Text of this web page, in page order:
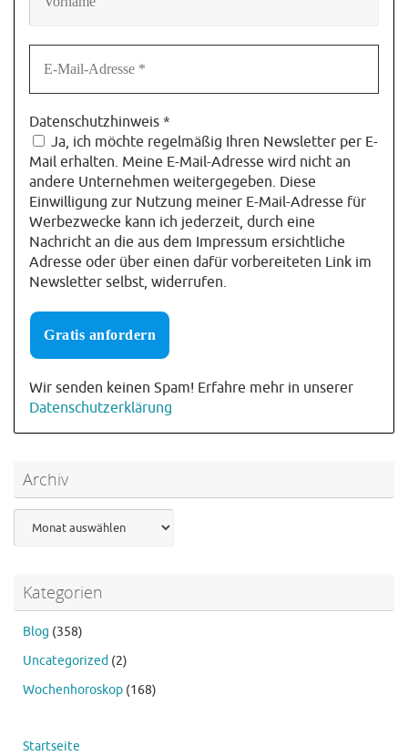
Datenschutzhinweis *
Ja, ich möchte regelmäßig Ihren Newsletter per E-
Mail erhalten. Meine E-Mail-Adresse wird nicht an
andere Unternehmen weitergegeben. Diese
Einwilligung zur Nutzung meiner E-Mail-Adresse für
Werbezwecke kann ich jederzeit, durch eine
Nachricht an die aus dem Impressum ersichtliche
Adresse oder über einen dafür vorbereiteten Link im
Newsletter selbst, widerrufen.
Wir senden keinen Spam! Erfahre mehr in unserer
Datenschutzerklärung
Archiv
Kategorien
Blog (358)
Uncategorized (2)
Wochenhoroskop (168)
Startseite